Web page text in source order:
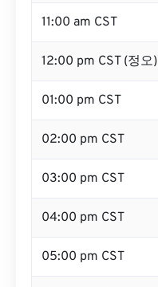
11:00 am CST
12:00 pm CST (정오)
01:00 pm CST
02:00 pm CST
03:00 pm CST
04:00 pm CST
05:00 pm CST